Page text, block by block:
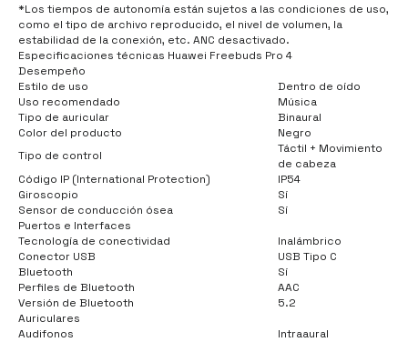
*Los tiempos de autonomía están sujetos a las condiciones de uso,
como el tipo de archivo reproducido, el nivel de volumen, la
estabilidad de la conexión, etc. ANC desactivado.
Especificaciones técnicas Huawei Freebuds Pro 4
Desempeño
Estilo de uso
Dentro de oído
Uso recomendado
Música
Tipo de auricular
Binaural
Color del producto
Negro
Tipo de control
Táctil + Movimiento
de cabeza
Código IP (International Protection)
IP54
Giroscopio
Sí
Sensor de conducción ósea
Sí
Puertos e Interfaces
Tecnología de conectividad
Inalámbrico
Conector USB
USB Tipo C
Bluetooth
Sí
Perfiles de Bluetooth
AAC
Versión de Bluetooth
5.2
Auriculares
Audifonos
Intraaural